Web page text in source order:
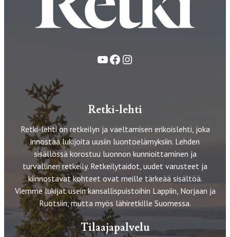
YouTube
FacebookInstagram
Retki-lehti
Retki-lehti on retkeilyn ja vaeltamisen erikoislehti, joka
innostaa lukijoita uusiin luontoelämyksiin. Lehden
sisällössä korostuu luonnon kunnioittaminen ja
turvallinen retkeily. Retkeilytaidot, uudet varusteet ja
kiinnostavat kohteet ovat meille tärkeää sisältöä.
Viemme lukijat usein kansallispuistoihin Lappiin, Norjaan ja
Ruotsiin, mutta myös lähiretkille Suomessa.
Tilaajapalvelu